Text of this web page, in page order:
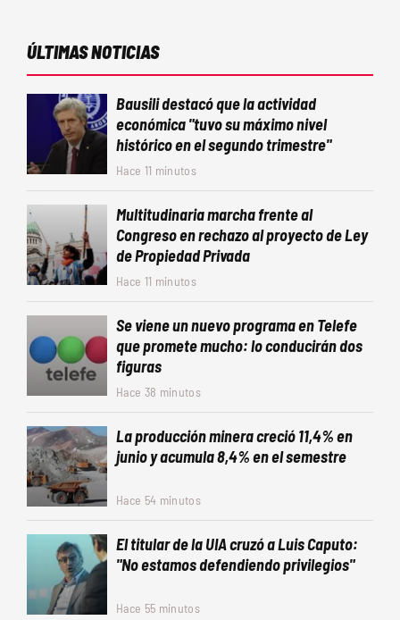
ÚLTIMAS NOTICIAS
Bausili destacó que la actividad
económica "tuvo su máximo nivel
histórico en el segundo trimestre"
Hace 11 minutos
Multitudinaria marcha frente al
Congreso en rechazo al proyecto de Ley
de Propiedad Privada
Hace 11 minutos
Se viene un nuevo programa en Telefe
que promete mucho: lo conducirán dos
figuras
Hace 38 minutos
La producción minera creció 11,4% en
junio y acumula 8,4% en el semestre
Hace 54 minutos
El titular de la UIA cruzó a Luis Caputo:
"No estamos defendiendo privilegios"
Hace 55 minutos